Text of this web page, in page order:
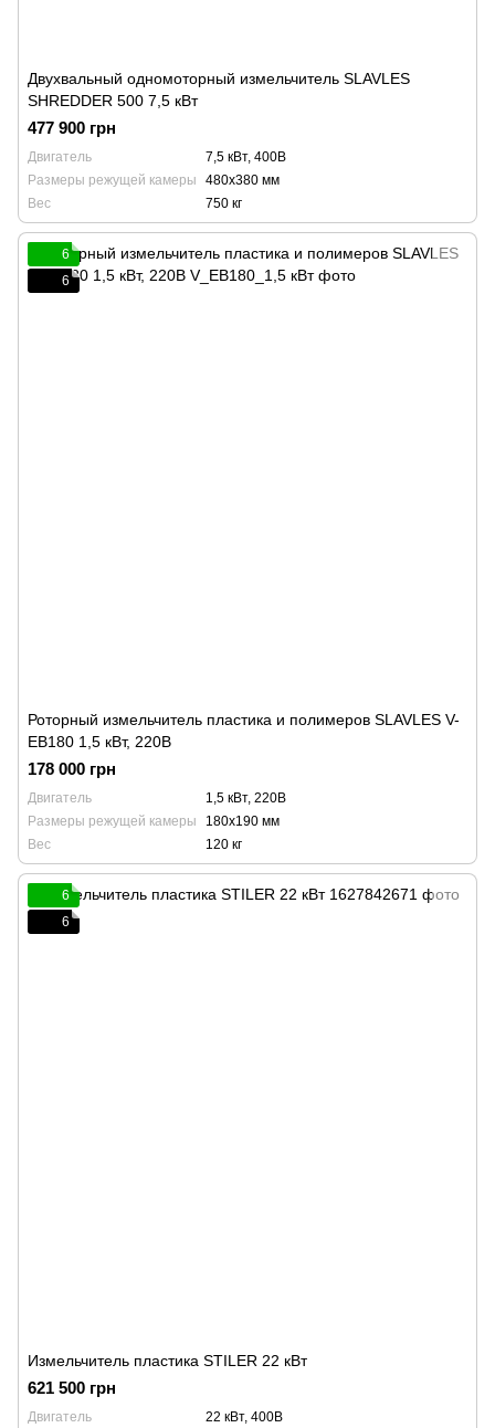
Двухвальный одномоторный измельчитель SLAVLES
SHREDDER 500 7,5 кВт
477 900 грн
Двигатель
7,5 кВт, 400В
Размеры режущей камеры
480х380 мм
Вес
750 кг
6
6
Роторный измельчитель пластика и полимеров SLAVLES V-
EB180 1,5 кВт, 220В
178 000 грн
Двигатель
1,5 кВт, 220В
Размеры режущей камеры
180х190 мм
Вес
120 кг
6
6
Измельчитель пластика STILER 22 кВт
621 500 грн
Двигатель 22 кВт, 400В